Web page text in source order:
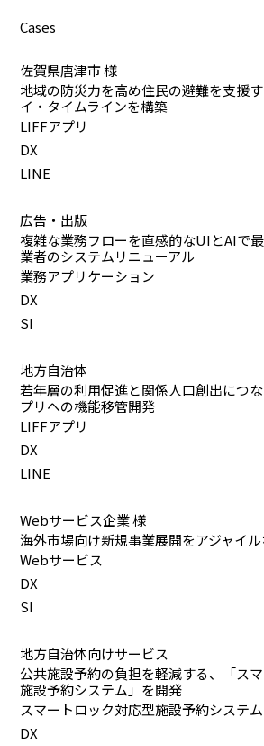
Cases
佐賀県唐津市 様
地域の防災力を高め住民の避難を支援
イ・タイムラインを構築
LIFFアプリ
DX
LINE
広告・出版
複雑な業務フローを直感的なUIとAIで
業者のシステムリニューアル
業務アプリケーション
DX
SI
地方自治体
若年層の利用促進と関係人口創出につ
プリへの機能移管開発
LIFFアプリ
DX
LINE
Webサービス企業 様
海外市場向け新規事業展開をアジャイ
Webサービス
DX
SI
地方自治体向けサービス
公共施設予約の負担を軽減する、「ス
施設予約システム」を開発
スマートロック対応型施設予約システム
DX